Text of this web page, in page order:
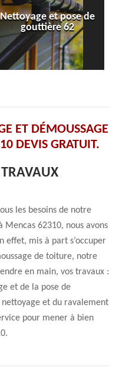
et pose de
62
Pose et
ET DÉMOUSSAGE
DEVIS GRATUIT.
les besoins de notre
62310, nous avons
effet, mis à part s’occuper
de toiture, notre
en main, vos travaux :
et de la pose de
et du ravalement
pour mener à bien